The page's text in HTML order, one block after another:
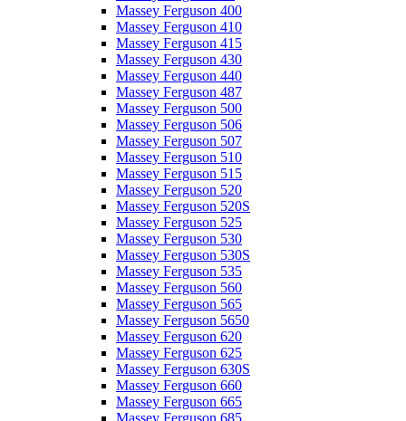
Massey Ferguson 400
Massey Ferguson 410
Massey Ferguson 415
Massey Ferguson 430
Massey Ferguson 440
Massey Ferguson 487
Massey Ferguson 500
Massey Ferguson 506
Massey Ferguson 507
Massey Ferguson 510
Massey Ferguson 515
Massey Ferguson 520
Massey Ferguson 520S
Massey Ferguson 525
Massey Ferguson 530
Massey Ferguson 530S
Massey Ferguson 535
Massey Ferguson 560
Massey Ferguson 565
Massey Ferguson 5650
Massey Ferguson 620
Massey Ferguson 625
Massey Ferguson 630S
Massey Ferguson 660
Massey Ferguson 665
Massey Ferguson 685